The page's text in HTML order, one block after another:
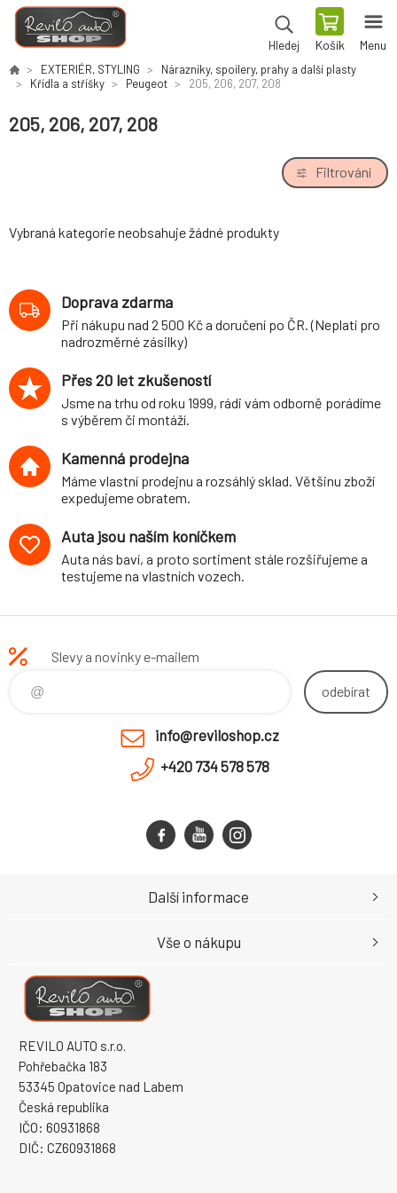
Hledej Košík Menu
EXTERIÉR, STYLING
Nárazníky, spoilery, prahy a další plasty
Křídla a stříšky
Peugeot 205, 206, 207, 208
205, 206, 207, 208
Filtrování
Vybraná kategorie neobsahuje žádné produkty
Doprava zdarma
Při nákupu nad 2 500 Kč a doručení po ČR. (Neplatí pro
nadrozměrné zásilky)
Přes 20 let zkušeností
Jsme na trhu od roku 1999, rádi vám odborně porádíme
s výběrem či montáží.
Kamenná prodejna
Máme vlastní prodejnu a rozsáhlý sklad. Většinu zboží
expedujeme obratem.
Auta jsou naším koníčkem
Auta nás baví, a proto sortiment stále rozšiřujeme a
testujeme na vlastních vozech.
Slevy a novinky e-mailem
odebírat
info@reviloshop.cz
+420 734 578 578
REVILO AUTO s.r.o.
Pohřebačka 183
53345 Opatovice nad Labem
Česká republika
IČO: 60931868
DIČ: CZ60931868
Další informace
Vše o nákupu